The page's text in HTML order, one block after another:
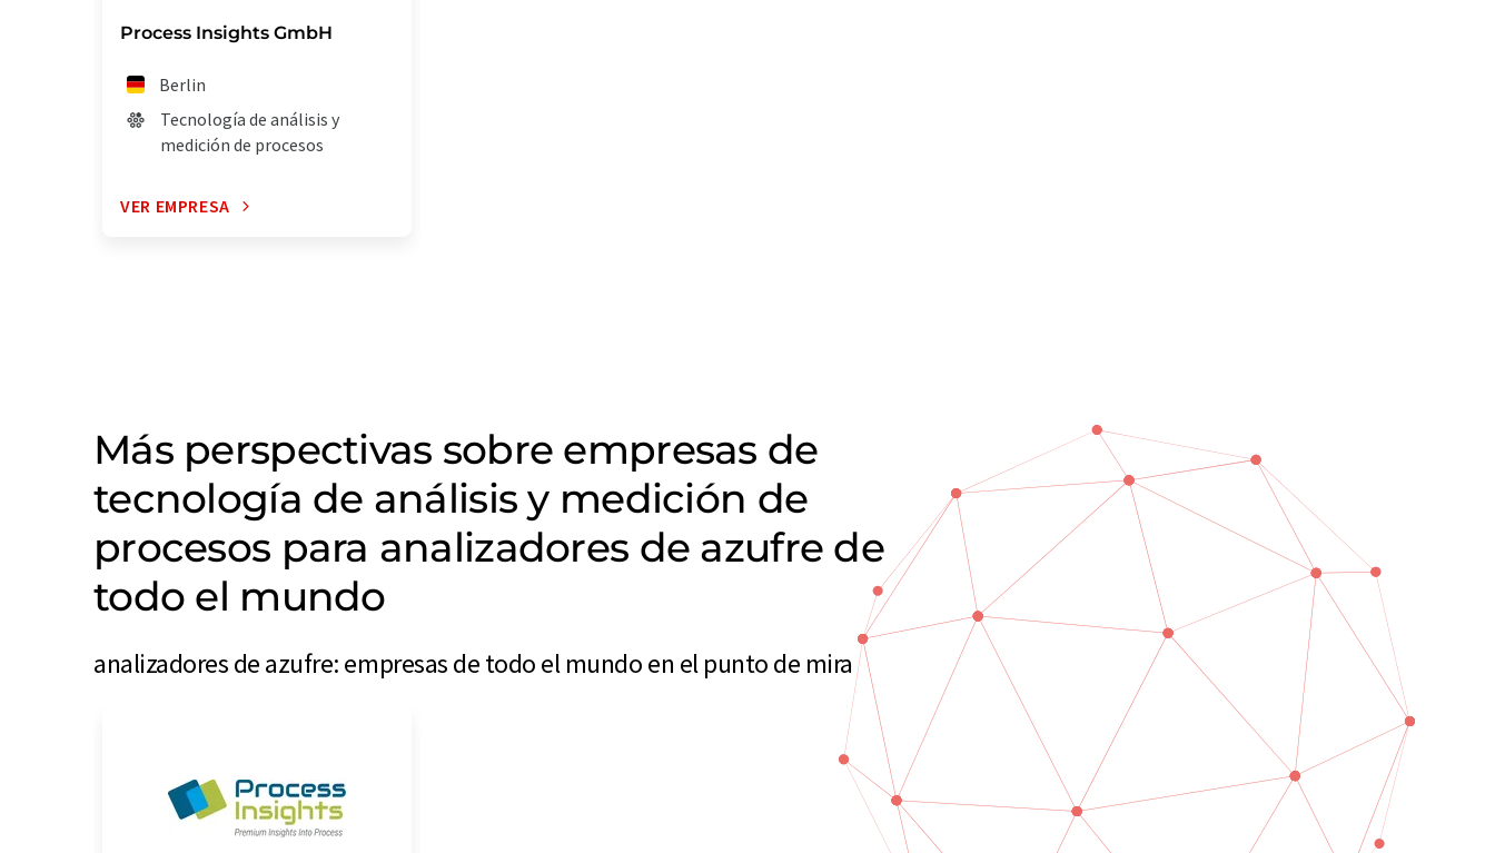
Process Insights GmbH
Berlin
Tecnología de análisis y
medición de procesos
VER EMPRESA
Más perspectivas sobre empresas de
tecnología de análisis y medición de
procesos para analizadores de azufre de
todo el mundo
analizadores de azufre: empresas de todo el mundo en el punto de mira